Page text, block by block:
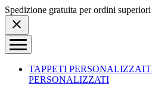
Skip to content
Spedizione gratuita per ordini
TAPPETI PERSONALIZZATI
PERSONALIZZATI